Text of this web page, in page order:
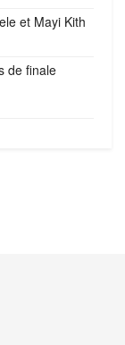
et Mayi Kith
de finale